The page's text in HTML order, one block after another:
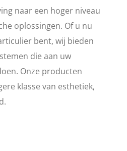
naar een hoger niveau
oplossingen. Of u nu
bent, wij bieden
die aan uw
Onze producten
klasse van esthetiek,